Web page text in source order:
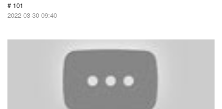
# 101
2022-03-30 09:40